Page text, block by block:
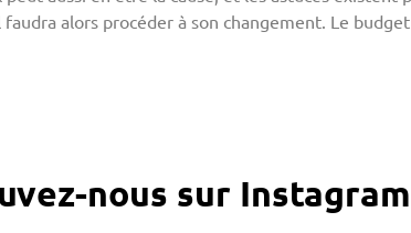
alors procéder à son changement. Le
nous sur Instagram